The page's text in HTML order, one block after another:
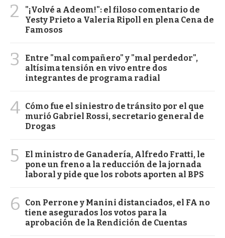
2
"¡Volvé a Adeom!": el filoso comentario de
Yesty Prieto a Valeria Ripoll en plena Cena de
Famosos
3
Entre "mal compañero" y "mal perdedor",
altísima tensión en vivo entre dos
integrantes de programa radial
4 Cómo fue el siniestro de tránsito por el que
murió Gabriel Rossi, secretario general de
Drogas
5
El ministro de Ganadería, Alfredo Fratti, le
pone un freno a la reducción de la jornada
laboral y pide que los robots aporten al BPS
6
Con Perrone y Manini distanciados, el FA no
tiene asegurados los votos para la
aprobación de la Rendición de Cuentas